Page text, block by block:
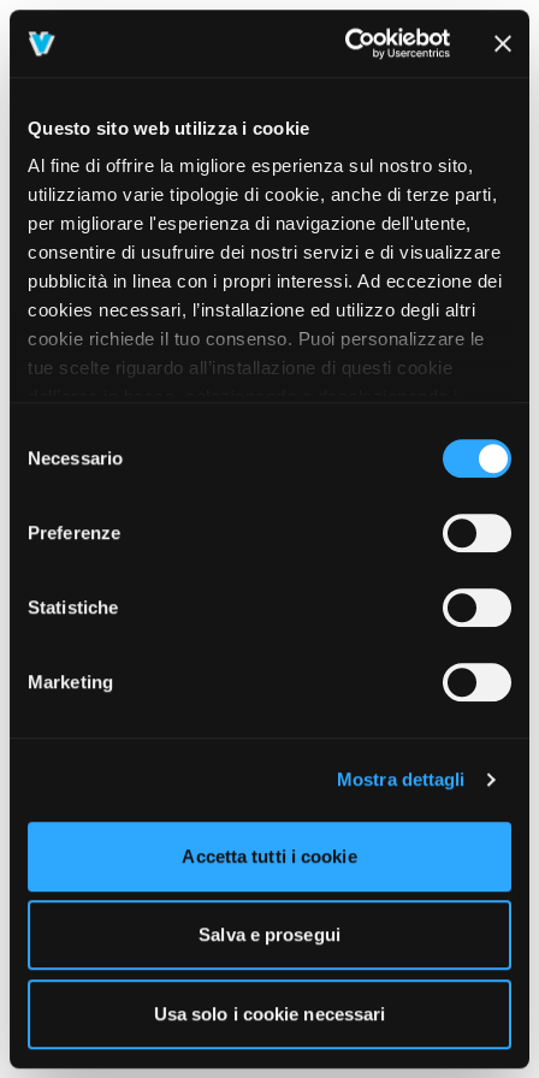
Questo sito web utilizza i cookie
Al fine di offrire la migliore esperienza sul nostro sito,
utilizziamo varie tipologie di cookie, anche di terze parti,
per migliorare l'esperienza di navigazione dell'utente,
consentire di usufruire dei nostri servizi e di visualizzare
pubblicità in linea con i propri interessi. Ad eccezione dei
cookies necessari, l’installazione ed utilizzo degli altri
cookie richiede il tuo consenso. Puoi personalizzare le
tue scelte riguardo all’installazione di questi cookie
prosegui” o decidere di accettare tutti i cookie, cliccando
sul pulsante “Accetta tutti i cookie”. Cliccando sul tasto
unicamente i cookie necessari alla navigazione. Per
funzionamento, puoi prendere visione dell’informativa
cliccando qui.
delNecessario
Preferenze
Statistiche
Marketing
Mostra dettagli
Accetta tutti i cookie
Salva e prosegui
Usa solo i cookie necessari
404